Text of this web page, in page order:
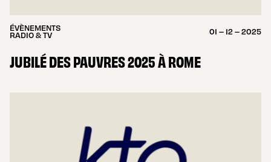
ÉVÈNEMENTS
RADIO & TV
01 – 12 – 2025
JUBILÉ DES PAUVRES 2025 À ROME